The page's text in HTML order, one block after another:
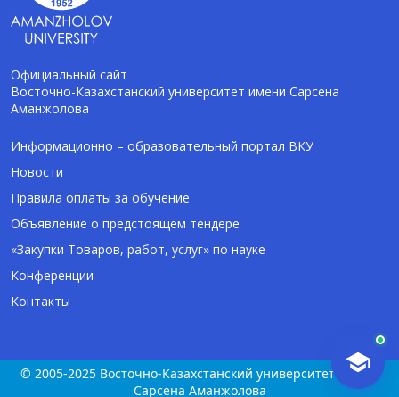
Официальный сайт
Восточно-Казахстанский университет имени Сарсена
Аманжолова
Информационно – образовательный портал ВКУ
Новости
Правила оплаты за обучение
Объявление о предстоящем тендере
«Закупки Товаров, работ, услуг» по науке
Конференции
Контакты
© 2005-2025 Восточно-Казахстанский университет имени
Сарсена Аманжолова
Помощник Amanzholov University
Здравствуйте! Я AI-Talapker — помощник
ВКУ им. Сарсена Аманжолова (ВКУ). Отвечу
на вопросы о поступлении в бакалавриат,